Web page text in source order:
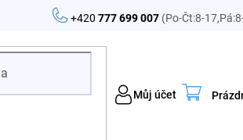
+420777 699 007 (Po-Čt:8-
Můj účet
Nákupní